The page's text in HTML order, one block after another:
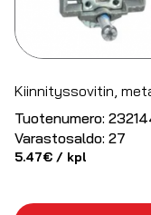
Kiinnityssovitin,
Tuotenumero:
Varastosaldo: 27
5.47€ / kpl